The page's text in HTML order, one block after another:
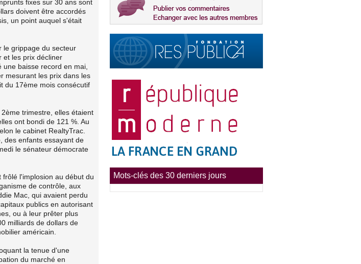
fixes sur 30 ans sont
doivent être accordés
un point auquel s'était
le grippage du secteur
et les prix décliner
baisse record en mai,
mesurant les prix dans les
du 17ème mois consécutif
trimestre, elles étaient
ont bondi de 121 %. Au
le cabinet RealtyTrac.
des enfants essayant de
le sénateur démocrate
l'implosion au début du
de contrôle, aux
Mac, qui avaient perdu
publics en autorisant
ou à leur prêter plus
milliards de dollars de
américain.
la tenue d'une
du marché en
Mots-clés des 30 derniers jours